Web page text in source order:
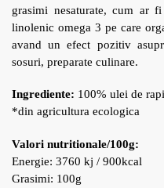
grasimi nesaturate, cum ar
linolenic omega 3 pe care
avand un efect pozitiv
sosuri, preparate culinare.
Ingrediente: 100% ulei de
*din agricultura ecologica
Valori nutritionale/100g:
Energie: 3760 kj / 900kcal
Grasimi: 100g